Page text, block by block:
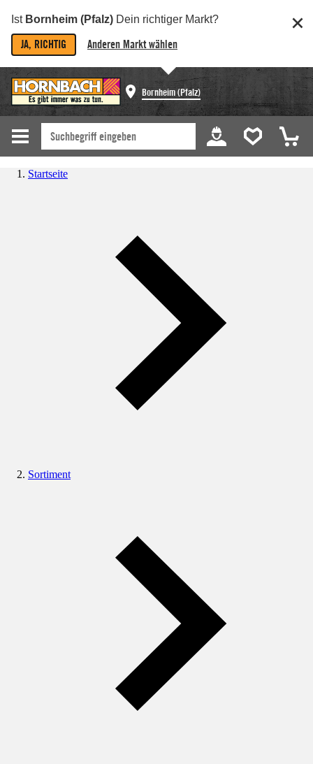
Ist Bornheim (Pfalz) Dein richtiger Markt?
JA, RICHTIG Anderen Markt wählen
Bornheim (Pfalz)
Startseite
Sortiment